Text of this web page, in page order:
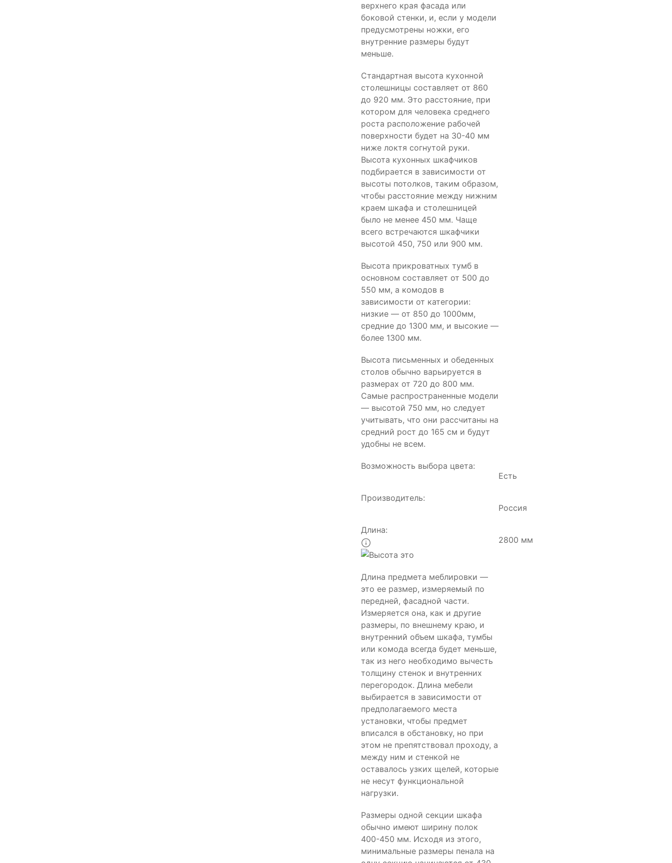
верхнего края фасада или
боковой стенки, и, если у модели
предусмотрены ножки, его
внутренние размеры будут
меньше.
Стандартная высота кухонной
столешницы составляет от 860
до 920 мм. Это расстояние, при
котором для человека среднего
роста расположение рабочей
поверхности будет на 30-40 мм
ниже локтя согнутой руки.
Высота кухонных шкафчиков
подбирается в зависимости от
высоты потолков, таким образом,
чтобы расстояние между нижним
краем шкафа и столешницей
было не менее 450 мм. Чаще
всего встречаются шкафчики
высотой 450, 750 или 900 мм.
Высота прикроватных тумб в
основном составляет от 500 до
550 мм, а комодов в
зависимости от категории:
низкие — от 850 до 1000мм,
средние до 1300 мм, и высокие —
более 1300 мм.
Высота письменных и обеденных
столов обычно варьируется в
размерах от 720 до 800 мм.
Самые распространенные модели
— высотой 750 мм, но следует
учитывать, что они рассчитаны на
средний рост до 165 см и будут
удобны не всем.
Возможность выбора цвета:
Есть
Производитель:
Россия
Длина:
Длина предмета меблировки —
это ее размер, измеряемый по
передней, фасадной части.
Измеряется она, как и другие
размеры, по внешнему краю, и
внутренний объем шкафа, тумбы
или комода всегда будет меньше,
так из него необходимо вычесть
толщину стенок и внутренних
перегородок. Длина мебели
выбирается в зависимости от
предполагаемого места
установки, чтобы предмет
вписался в обстановку, но при
этом не препятствовал проходу, а
между ним и стенкой не
оставалось узких щелей, которые
не несут функциональной
нагрузки.
Размеры одной секции шкафа
обычно имеют ширину полок
400-450 мм. Исходя из этого,
минимальные размеры пенала на
2800 мм